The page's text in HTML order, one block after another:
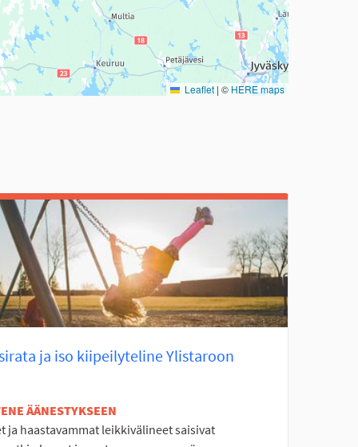
Leaflet | © HERE maps
ja iso kiipeilyteline Ylistaroon
ÄÄNESTYKSEEN
ja haastavammat leikkivälineet saisivat